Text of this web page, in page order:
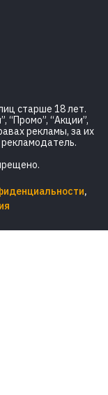
старше 18 лет.
“Промо”, “Акции”,
рекламы, за их
,